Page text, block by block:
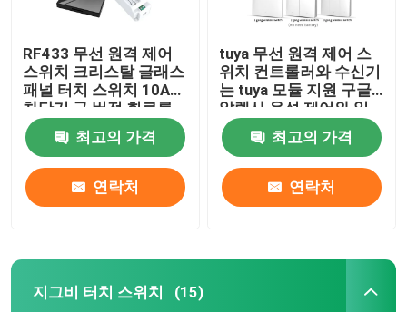
RF433 무선 원격 제어
스위치 크리스탈 글래스
패널 터치 스위치 10A
차단기 구 버전 회로를
재구성
최고의 가격
연락처
tuya 무선 원격 제어 스
위치 컨트롤러와 수신기
는 tuya 모듈 지원 구글
알렉사 음성 제어와 일
치
최고의 가격
연락처
지그비 터치 스위치 (15)